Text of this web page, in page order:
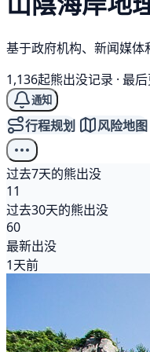
基于政府机构、新闻媒体
1,136起熊出没记录 · 最
通知
行程规划 风险地图
过去7天的熊出没
11
过去30天的熊出没
60
最新出没
1天前